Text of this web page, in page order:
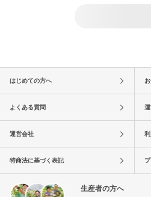
はじめての方へ
よくある質問
運営会社
特商法に基づく表記
生産者の方へ